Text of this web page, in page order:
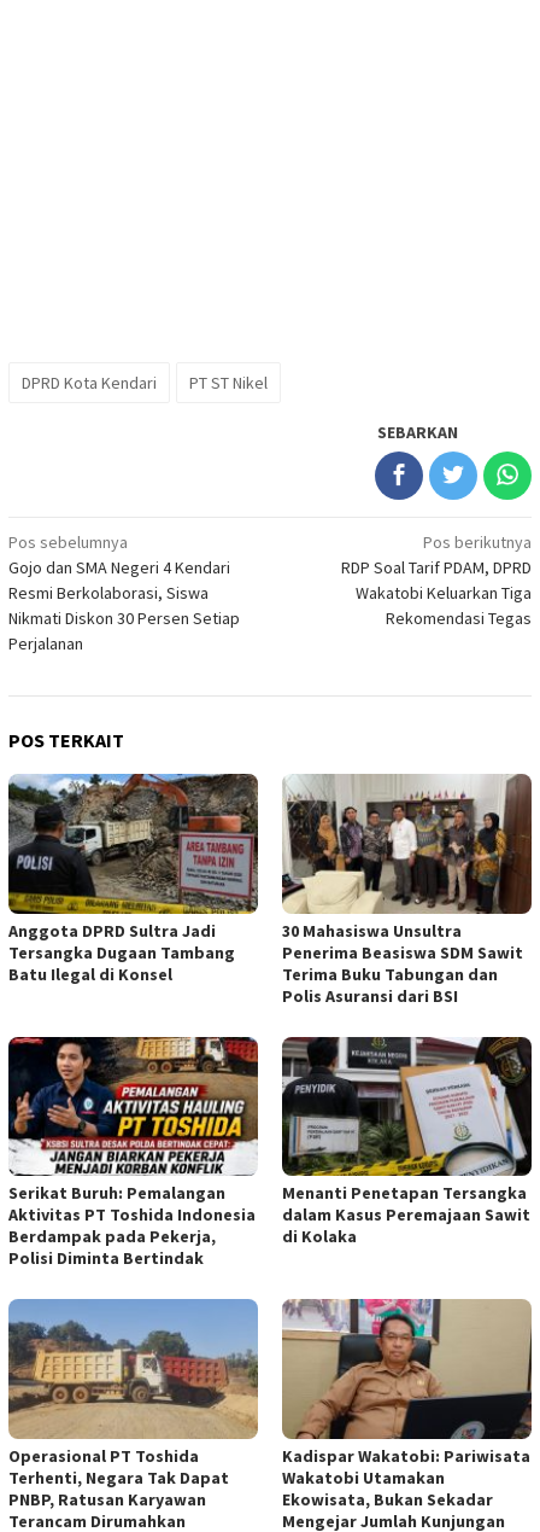
DPRD Kota Kendari PT ST Nikel
SEBARKAN
Navigasi
pos
Pos sebelumnya
Gojo dan SMA Negeri 4 Kendari
Resmi Berkolaborasi, Siswa
Nikmati Diskon 30 Persen Setiap
Perjalanan
Pos berikutnya
RDP Soal Tarif PDAM, DPRD
Wakatobi Keluarkan Tiga
Rekomendasi Tegas
POS TERKAIT
Anggota DPRD Sultra Jadi
Tersangka Dugaan Tambang
Batu Ilegal di Konsel
30 Mahasiswa Unsultra
Penerima Beasiswa SDM Sawit
Terima Buku Tabungan dan
Polis Asuransi dari BSI
Serikat Buruh: Pemalangan
Aktivitas PT Toshida Indonesia
Berdampak pada Pekerja,
Polisi Diminta Bertindak
Menanti Penetapan Tersangka
dalam Kasus Peremajaan Sawit
di Kolaka
Operasional PT Toshida
Terhenti, Negara Tak Dapat
PNBP, Ratusan Karyawan
Terancam Dirumahkan
Kadispar Wakatobi: Pariwisata
Wakatobi Utamakan
Ekowisata, Bukan Sekadar
Mengejar Jumlah Kunjungan